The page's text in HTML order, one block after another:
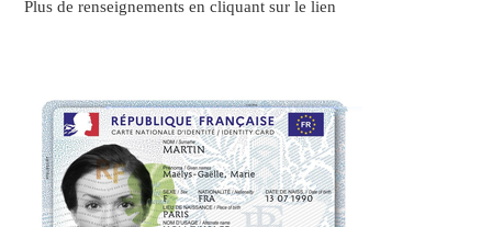
Plus de renseignements en cliquant sur le lien